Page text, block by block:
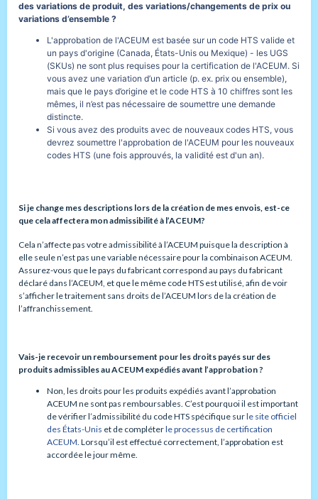
des variations de produit, des variations/changements de prix ou
variations d’ensemble ?
L'approbation de l'ACEUM est basée sur un code HTS valide et
un pays d'origine (Canada, États-Unis ou Mexique) - les UGS
(SKUs) ne sont plus requises pour la certification de l'ACEUM. Si
vous avez une variation d’un article (p. ex. prix ou ensemble),
mais que le pays d’origine et le code HTS à 10 chiffres sont les
mêmes, il n’est pas nécessaire de soumettre une demande
distincte.
Si vous avez des produits avec de nouveaux codes HTS, vous
devrez soumettre l'approbation de l'ACEUM pour les nouveaux
codes HTS (une fois approuvés, la validité est d'un an).
Si je change mes descriptions lors de la création de mes envois, est-ce
que cela affectera mon admissibilité à l’ACEUM?
Cela n’affecte pas votre admissibilité à l’ACEUM puisque la description à
elle seule n’est pas une variable nécessaire pour la combinaison ACEUM.
Assurez-vous que le pays du fabricant correspond au pays du fabricant
déclaré dans l’ACEUM, et que le même code HTS est utilisé, afin de voir
s’afficher le traitement sans droits de l’ACEUM lors de la création de
l’affranchissement.
Vais-je recevoir un remboursement pour les droits payés sur des
produits admissibles au ACEUM expédiés avant l’approbation ?
Non, les droits pour les produits expédiés avant l’approbation
ACEUM ne sont pas remboursables. C’est pourquoi il est important
de vérifier l’admissibilité du code HTS spécifique surle site officiel
des États-Unis et de compléterle processus de certification
ACEUM. Lorsqu’il est effectué correctement, l’approbation est
accordée le jour même.